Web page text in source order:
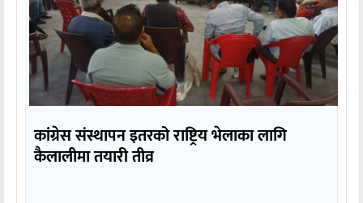
कांग्रेस संस्थापन इतरको राष्ट्रिय भेलाका लागि
कैलालीमा तयारी तीव्र